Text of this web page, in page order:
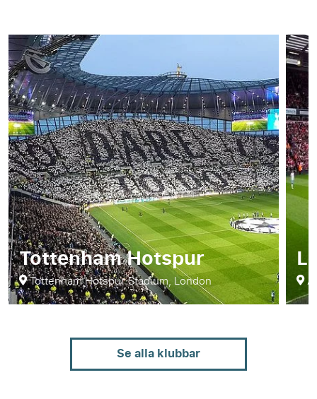
Tottenham Hotspur
Tottenham Hotspur Stadium, London
Se alla klubbar